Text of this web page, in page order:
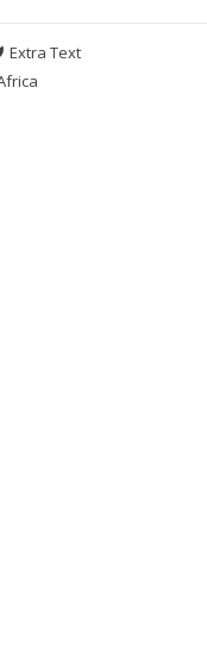
Extra Text